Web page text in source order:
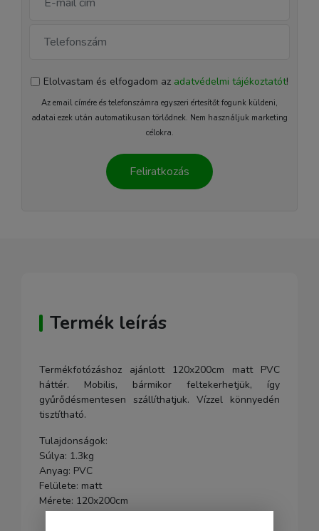
Elolvastam és elfogadom az adatvédelmi tájékoztatót!
Az email címére és telefonszámra egyszeri értesítőt fogunk küldeni,
adatai ezek után automatikusan törlődnek. Nem használjuk marketing
célokra.
Feliratkozás
Termék leírás
Termékfotózáshoz ajánlott 120x200cm matt PVC
háttér. Mobilis, bármikor feltekerhetjük, így
gyűrődésmentesen szállíthatjuk. Vízzel könnyedén
tisztítható.
Tulajdonságok:
Súlya: 1.3kg
Anyag: PVC
Felülete: matt
Mérete: 120x200cm